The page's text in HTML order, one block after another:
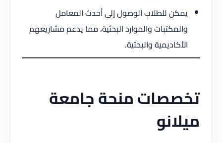
يمكن للطلاب الوصول إلى أحدث المعامل
والمكتبات والموارد البحثية، مما يدعم مشاريعهم
الأكاديمية والبحثية.
تخصصات منحة جامعة
ميلانو